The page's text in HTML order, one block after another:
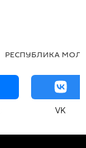
РЕСПУБЛИКА
VK